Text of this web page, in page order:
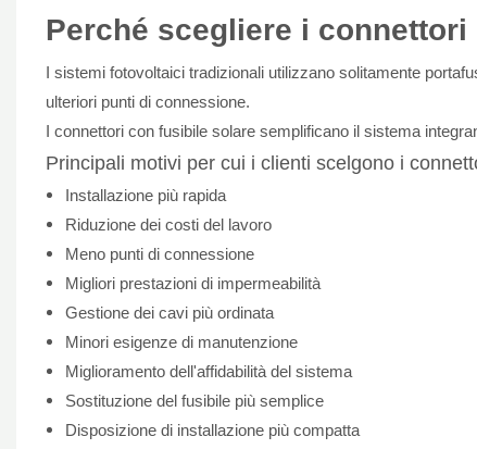
Perché scegliere i
I sistemi fotovoltaici tradizionali utilizzano solitamente
ulteriori punti di connessione.
I connettori con fusibile solare semplificano il sistema
Principali motivi per cui i clienti scelgono i
Installazione più rapida
Riduzione dei costi del lavoro
Meno punti di connessione
Migliori prestazioni di impermeabilità
Gestione dei cavi più ordinata
Minori esigenze di manutenzione
Miglioramento dell'affidabilità del sistema
Sostituzione del fusibile più semplice
Disposizione di installazione più compatta